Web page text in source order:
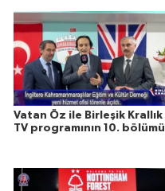
Vatan Öz ile Birleşik Krallık
TV programının 10. bölümü